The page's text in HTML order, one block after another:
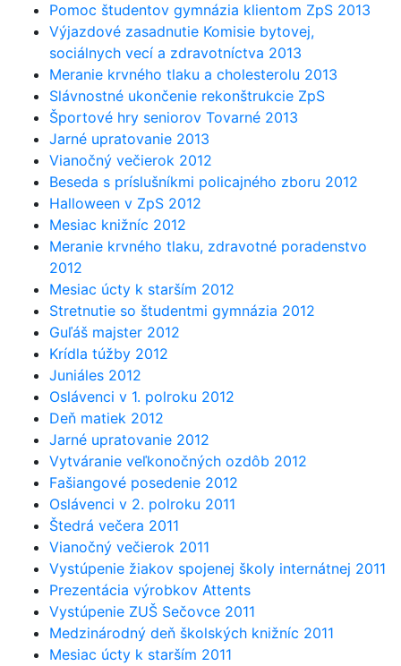
Pomoc študentov gymnázia klientom ZpS 2013
Výjazdové zasadnutie Komisie bytovej,
sociálnych vecí a zdravotníctva 2013
Meranie krvného tlaku a cholesterolu 2013
Slávnostné ukončenie rekonštrukcie ZpS
Športové hry seniorov Tovarné 2013
Jarné upratovanie 2013
Vianočný večierok 2012
Beseda s príslušníkmi policajného zboru 2012
Halloween v ZpS 2012
Mesiac knižníc 2012
Meranie krvného tlaku, zdravotné poradenstvo
2012
Mesiac úcty k starším 2012
Stretnutie so študentmi gymnázia 2012
Guľáš majster 2012
Krídla túžby 2012
Juniáles 2012
Oslávenci v 1. polroku 2012
Deň matiek 2012
Jarné upratovanie 2012
Vytváranie veľkonočných ozdôb 2012
Fašiangové posedenie 2012
Oslávenci v 2. polroku 2011
Štedrá večera 2011
Vianočný večierok 2011
Vystúpenie žiakov spojenej školy internátnej 2011
Prezentácia výrobkov Attents
Vystúpenie ZUŠ Sečovce 2011
Medzinárodný deň školských knižníc 2011
Mesiac úcty k starším 2011